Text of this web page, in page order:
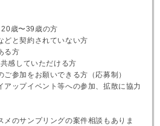
歳〜39歳の方
どと契約されていない方
る方
感していただける方
ご参加をお願いできる方（応募制）
アップイベント等への参加、拡散に協力
メのサンプリングの案件相談もありま